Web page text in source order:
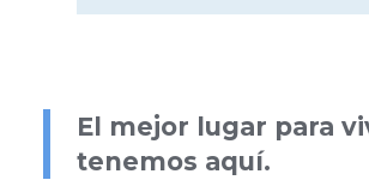
El mejor lugar para
tenemos aquí.